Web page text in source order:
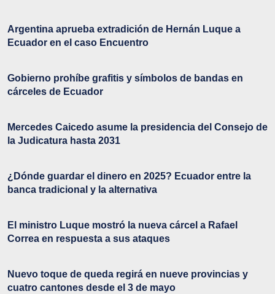
Argentina aprueba extradición de Hernán Luque a
Ecuador en el caso Encuentro
Gobierno prohíbe grafitis y símbolos de bandas en
cárceles de Ecuador
Mercedes Caicedo asume la presidencia del Consejo de
la Judicatura hasta 2031
¿Dónde guardar el dinero en 2025? Ecuador entre la
banca tradicional y la alternativa
El ministro Luque mostró la nueva cárcel a Rafael
Correa en respuesta a sus ataques
Nuevo toque de queda regirá en nueve provincias y
cuatro cantones desde el 3 de mayo